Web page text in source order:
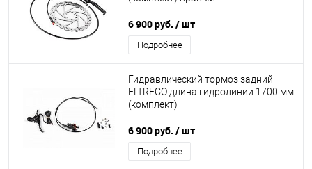
6 900 руб. / шт
Подробнее
Гидравлический тормоз задний
ELTRECO длина гидролинии 1700 мм
(комплект)
6 900 руб. / шт
Подробнее